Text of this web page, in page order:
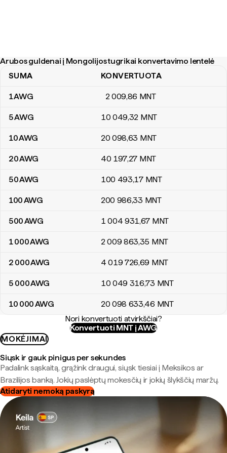
Arubos guldenai į Mongolijos tugrikai konvertavimo lentelė
Arubos guldenai į Mongolijos tugrikai konvertavimo lentelė
SUMA KONVERTUOTA
1AWG 2 009,86 MNT
5AWG 10 049,32 MNT
10AWG 20 098,63 MNT
20AWG 40 197,27 MNT
50AWG 100 493,17 MNT
100AWG 200 986,33 MNT
500AWG 1 004 931,67 MNT
1 000AWG 2 009 863,35 MNT
2 000AWG 4 019 726,69 MNT
5 000AWG 10 049 316,73 MNT
10 000AWG 20 098 633,46 MNT
Nori konvertuoti atvirkščiai?
Konvertuoti MNT į AWG
MOKĖJIMAI
Siųsk ir gauk pinigus per sekundes
Padalink sąskaitą, grąžink draugui, siųsk tiesiai į Meksikos ar
Brazilijos banką. Jokių paslėptų mokesčių ir jokių šlykščių maržų.
Atidaryti nemoką paskyrą